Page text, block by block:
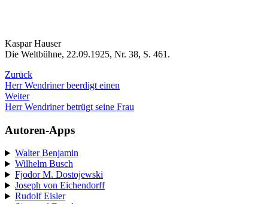
Kaspar Hauser
Die Weltbühne, 22.09.1925, Nr. 38, S. 461.
Zurück
Herr Wendriner beerdigt einen
Weiter
Herr Wendriner betrügt seine Frau
Autoren-Apps
Walter Benjamin
Wilhelm Busch
Fjodor M. Dostojewski
Joseph von Eichendorff
Rudolf Eisler